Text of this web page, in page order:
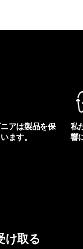
アは製品を保
ます。
私
響
け取る